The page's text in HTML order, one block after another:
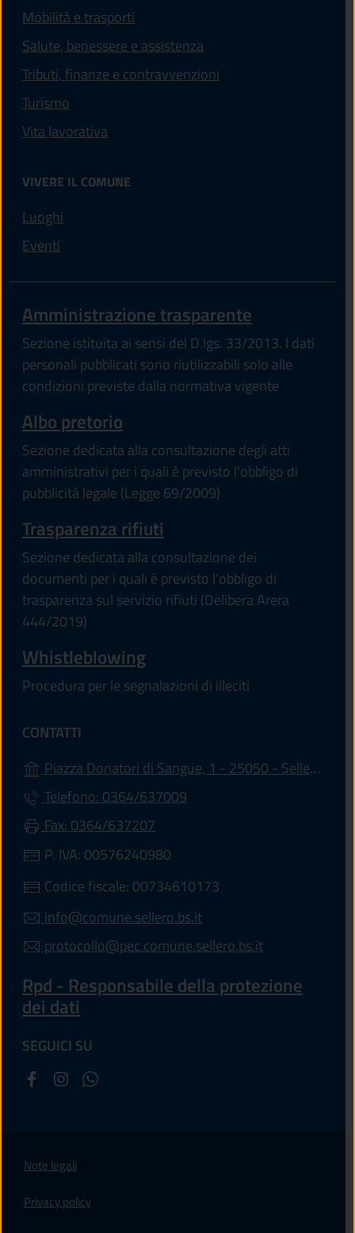
Mobilità e trasporti
Salute, benessere e assistenza
Tributi, finanze e contravvenzioni
Turismo
Vita lavorativa
VIVERE IL COMUNE
Luoghi
Eventi
Amministrazione trasparente
Sezione istituita ai sensi del D.lgs. 33/2013. I dati
personali pubblicati sono riutilizzabili solo alle
condizioni previste dalla normativa vigente
Albo pretorio
Sezione dedicata alla consultazione degli atti
amministrativi per i quali è previsto l'obbligo di
pubblicità legale (Legge 69/2009)
Trasparenza rifiuti
Sezione dedicata alla consultazione dei
documenti per i quali è previsto l'obbligo di
trasparenza sul servizio rifiuti (Delibera Arera
444/2019)
Whistleblowing
Procedura per le segnalazioni di illeciti
CONTATTI
Piazza Donatori di Sangue, 1 - 25050 - Sellero (BS)
Telefono: 0364/637009
Fax: 0364/637207
P. IVA: 00576240980
Codice fiscale: 00734610173
info@comune.sellero.bs.it
protocollo@pec.comune.sellero.bs.it
Rpd - Responsabile della protezione
dei dati
SEGUICI SU
Note legali
Privacy policy